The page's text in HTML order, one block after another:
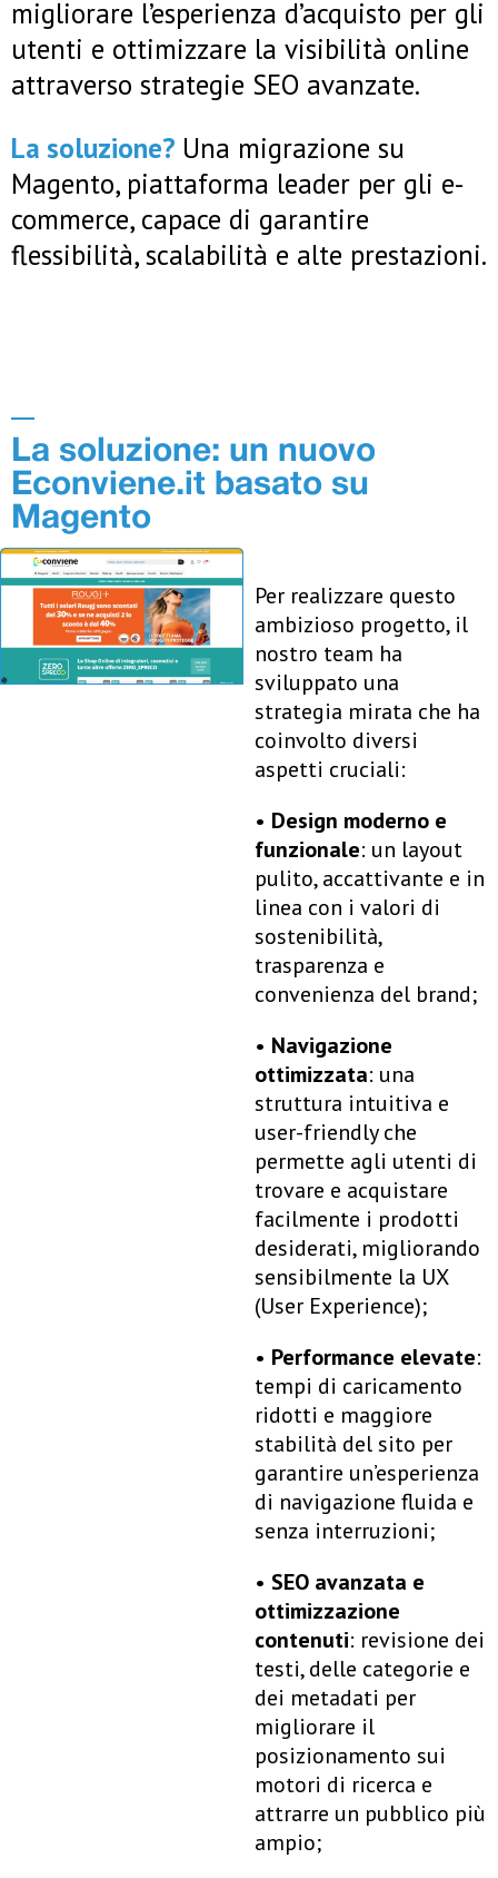
migliorare l’esperienza d’acquisto per gli
utenti e ottimizzare la visibilità online
attraverso strategie SEO avanzate.
La soluzione? Una migrazione su
Magento, piattaforma leader per gli e-
commerce, capace di garantire
flessibilità, scalabilità e alte prestazioni.
La soluzione: un nuovo
Econviene.it basato su
Magento
Per realizzare questo
ambizioso progetto, il
nostro team ha
sviluppato una
strategia mirata che ha
coinvolto diversi
aspetti cruciali:
• Design moderno e
funzionale: un layout
pulito, accattivante e in
linea con i valori di
sostenibilità,
trasparenza e
convenienza del brand;
• Navigazione
ottimizzata: una
struttura intuitiva e
user-friendly che
permette agli utenti di
trovare e acquistare
facilmente i prodotti
desiderati, migliorando
sensibilmente la UX
(User Experience);
• Performance elevate:
tempi di caricamento
ridotti e maggiore
stabilità del sito per
garantire un’esperienza
di navigazione fluida e
senza interruzioni;
• SEO avanzata e
ottimizzazione
contenuti: revisione dei
testi, delle categorie e
dei metadati per
migliorare il
posizionamento sui
motori di ricerca e
attrarre un pubblico più
ampio;